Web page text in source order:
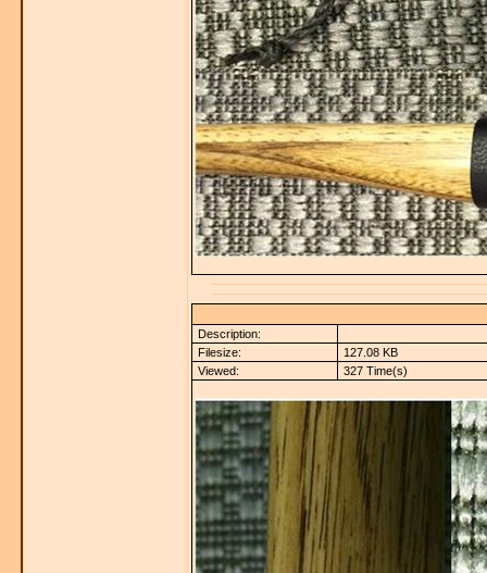
Description:
Filesize:
127.08 KB
Viewed:
327 Time(s)